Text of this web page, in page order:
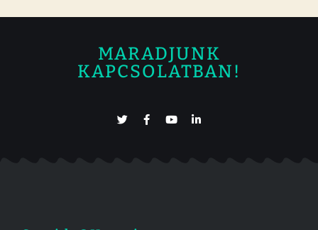
MARADJUNK
KAPCSOLATBAN!